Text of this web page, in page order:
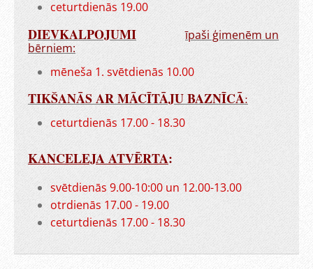
ceturtdienās 19.00
DIEVKALPOJUMI
īpaši ģimenēm un
bērniem:
mēneša 1. svētdienās 10.00
TIKŠANĀS AR MĀCĪTĀJU BAZNĪCĀ:
ceturtdienās 17.00 - 18.30
KANCELEJA ATVĒRTA:
svētdienās 9.00-10:00 un 12.00-13.00
otrdienās 17.00 - 19.00
ceturtdienās 17.00 - 18.30